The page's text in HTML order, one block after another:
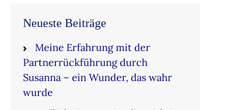
Neueste Beiträge
Meine Erfahrung mit der
Partnerrückführung durch
Susanna – ein Wunder, das wahr
wurde